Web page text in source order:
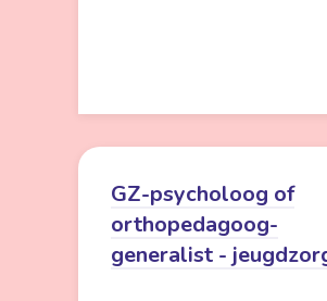
GZ-psycholoog of
orthopedagoog-
generalist -